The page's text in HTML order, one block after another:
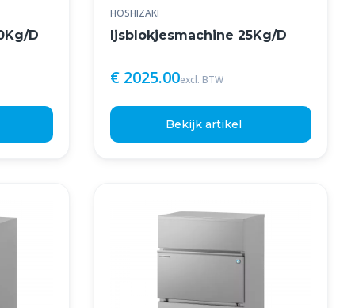
D
HOSHIZAKI
Ijsblokjesmachine 25Kg/D
€ 2025.00excl. BTW
Bekijk artikel